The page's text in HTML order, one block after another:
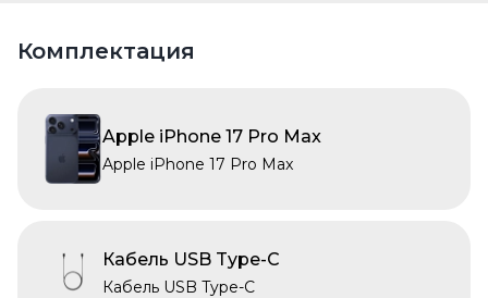
Комплектация
Apple iPhone 17 Pro Max
Apple iPhone 17 Pro Max
Кабель USB Type-C
Кабель USB Type-C